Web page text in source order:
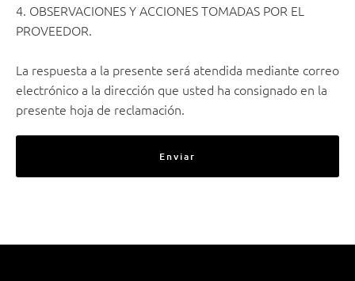
4. OBSERVACIONES Y ACCIONES TOMADAS POR EL
PROVEEDOR.
La respuesta a la presente será atendida mediante correo
electrónico a la dirección que usted ha consignado en la
presente hoja de reclamación.
Enviar